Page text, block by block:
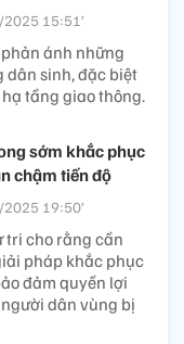
15:51’
ánh những
dân sinh, đặc biệt
tầng giao thông.
sớm khắc phục
chậm tiến độ
19:50’
tri cho rằng cần
pháp khắc phục
đảm quyền lợi
dân vùng bị